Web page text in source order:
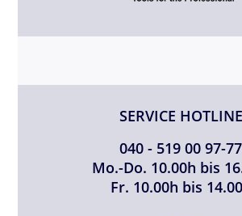
SERVICE HOTLINE
040 - 519 00 97-77
Mo.-Do. 10.00h bis
Fr. 10.00h bis